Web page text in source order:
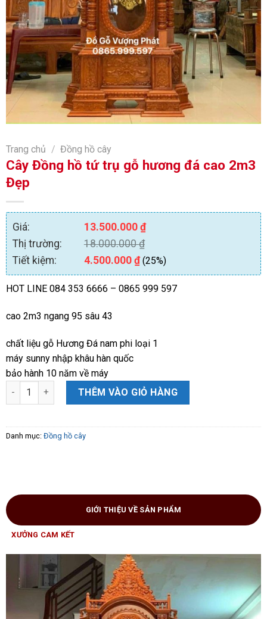
Trang chủ / Đồng hồ cây
Cây Đồng hồ tứ trụ gỗ hương đá cao 2m3
Đẹp
Giá: 13.500.000 ₫
Thị trường:
18.000.000₫
Tiết kiệm:
4.500.000 ₫(25%)
HOT LINE 084 353 6666 – 0865 999 597
cao 2m3 ngang 95 sâu 43
chất liệu gỗ Hương Đá nam phi loại 1
máy sunny nhập khâu hàn quốc
bảo hành 10 năm về máy
Cây Đồng hồ tứ trụ gỗ hương đá cao 2m3 Đẹp số lượng
THÊM VÀO GIỎ HÀNG
Danh mục: Đồng hồ cây
GIỚI THIỆU VỀ SẢN PHẨM
XƯỞNG CAM KẾT